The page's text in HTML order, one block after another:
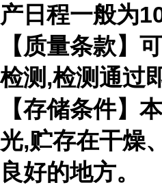
产日程一般为
【质量条款】
检测,检测通过
【存储条件】
光,贮存在干燥
良好的地方。